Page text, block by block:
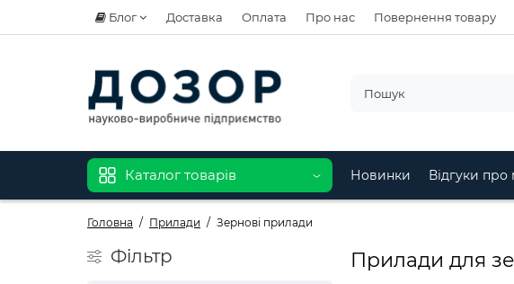
Блог Доставка Оплата Про нас Повернення товару
Каталог товарів Новинки Відгуки про
Головна Прилади Зернові прилади
Фiльтр Прилади для